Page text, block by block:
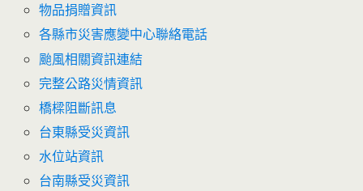
物品捐贈資訊
各縣市災害應變中心聯絡電話
颱風相關資訊連結
完整公路災情資訊
橋樑阻斷訊息
台東縣受災資訊
水位站資訊
台南縣受災資訊